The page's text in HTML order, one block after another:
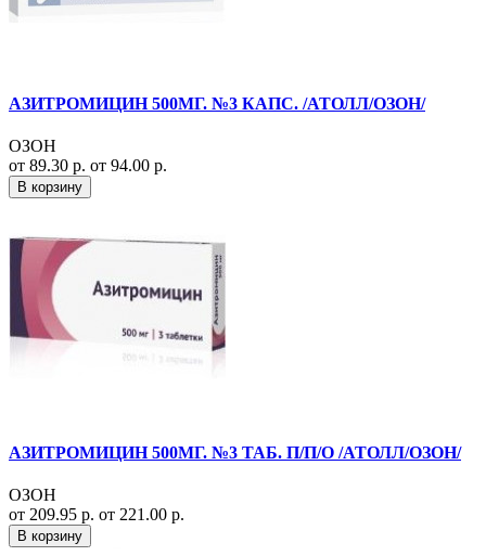
АЗИТРОМИЦИН 500МГ. №3 КАПС. /АТОЛЛ/ОЗОН/
ОЗОН
от 89.30 р. от 94.00 р.
В корзину
АЗИТРОМИЦИН 500МГ. №3 ТАБ. П/П/О /АТОЛЛ/ОЗОН/
ОЗОН
от 209.95 р. от 221.00 р.
В корзину